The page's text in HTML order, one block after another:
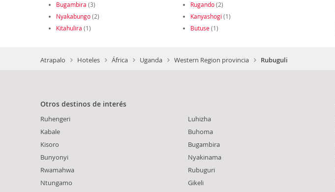
Bugambira (3) Rugando(2)
Nyakabungo(2) Kanyashogi (1)
Kitahulira (1) Butuse(1)
Atrapalo Hoteles África Uganda Western Region provincia Rubuguli
Otros destinos de interés
Ruhengeri
Kabale
Kisoro
Bunyonyi
Rwamahwa
Ntungamo
Luhizha
Buhoma
Bugambira
Nyakinama
Rubuguri
Gikeli